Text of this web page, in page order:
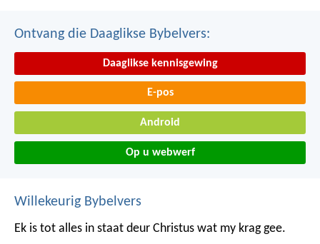
Ontvang die Daaglikse Bybelvers:
Daaglikse kennisgewing
E-pos
Android
Op u webwerf
Willekeurig Bybelvers
Ek is tot alles in staat deur Christus wat my krag gee.